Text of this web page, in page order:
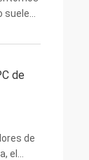
de
de
el